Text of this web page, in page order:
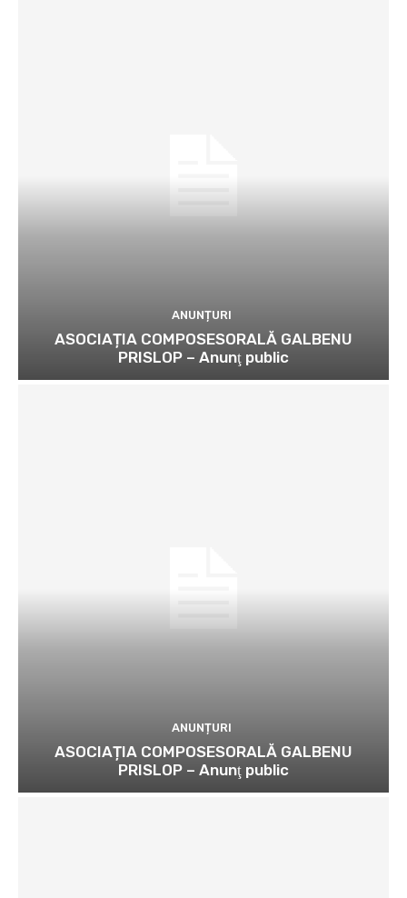
ANUNȚURI
ASOCIAȚIA COMPOSESORALĂ GALBENU
PRISLOP – Anunţ public
ANUNȚURI
ASOCIAȚIA COMPOSESORALĂ GALBENU
PRISLOP – Anunţ public